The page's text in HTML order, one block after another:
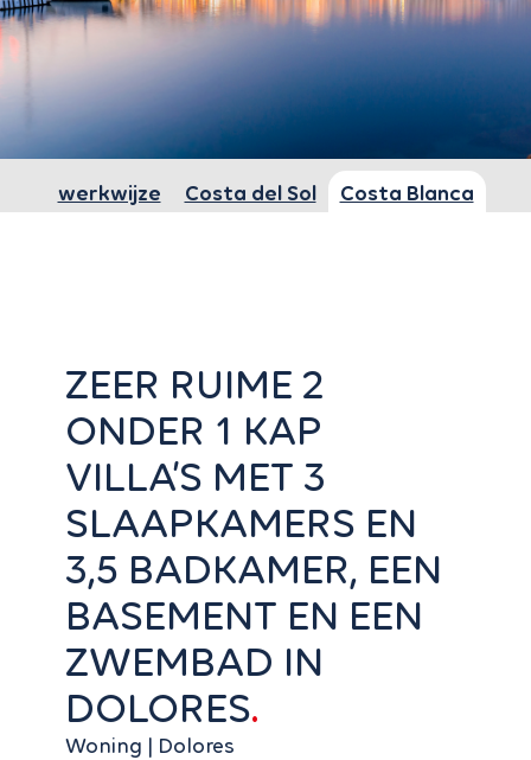
werkwijze Costa del Sol Costa Blanca
ZEER RUIME 2
ONDER 1 KAP
VILLA’S MET 3
SLAAPKAMERS EN
3,5 BADKAMER, EEN
BASEMENT EN EEN
ZWEMBAD IN
DOLORES
woning | Dolores